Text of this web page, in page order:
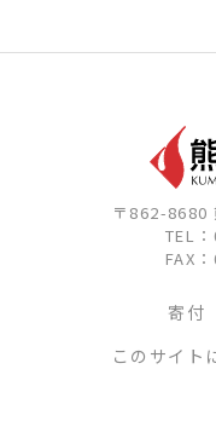
〒862-8680
TEL
FAX
寄付
このサイト